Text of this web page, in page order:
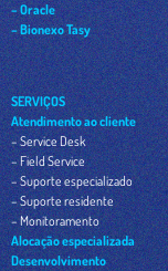
– Oracle
– Bionexo Tasy
SERVIÇOS
Atendimento ao cliente
– Service Desk
– Field Service
– Suporte especializado
– Suporte residente
– Monitoramento
Alocação especializada
Desenvolvimento